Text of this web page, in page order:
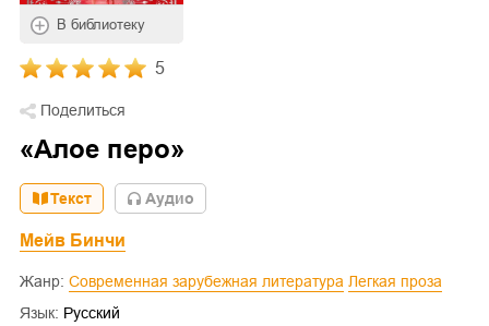
В библиотеку
5
Поделиться
«Алое перо»
Текст Aудио
Мейв Бинчи
Жанр: Современная зарубежная литература
Легкая проза
Язык: Русский